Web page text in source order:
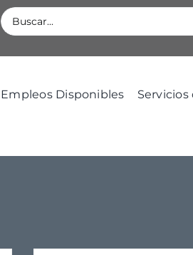
Buscar:
Empleos Disponibles